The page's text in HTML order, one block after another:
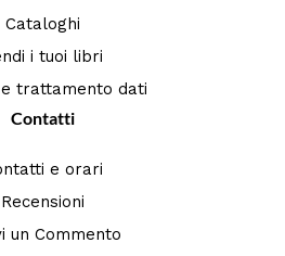
Cataloghi
i tuoi libri
trattamento dati
Contatti
e orari
Recensioni
un Commento